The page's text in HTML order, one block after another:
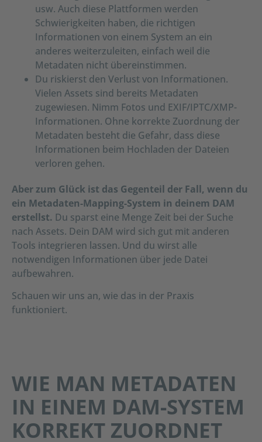
usw. Auch diese Plattformen werden
Schwierigkeiten haben, die richtigen
Informationen von einem System an ein
anderes weiterzuleiten, einfach weil die
Metadaten nicht übereinstimmen.
Du riskierst den Verlust von Informationen.
Vielen Assets sind bereits Metadaten
zugewiesen. Nimm Fotos und EXIF/IPTC/XMP-
Informationen. Ohne korrekte Zuordnung der
Metadaten besteht die Gefahr, dass diese
Informationen beim Hochladen der Dateien
verloren gehen.
Aber zum Glück ist das Gegenteil der Fall, wenn du
ein Metadaten-Mapping-System in deinem DAM
erstellst. Du sparst eine Menge Zeit bei der Suche
nach Assets. Dein DAM wird sich gut mit anderen
Tools integrieren lassen. Und du wirst alle
notwendigen Informationen über jede Datei
aufbewahren.
Schauen wir uns an, wie das in der Praxis
funktioniert.
WIE MAN METADATEN
IN EINEM DAM-SYSTEM
KORREKT ZUORDNET